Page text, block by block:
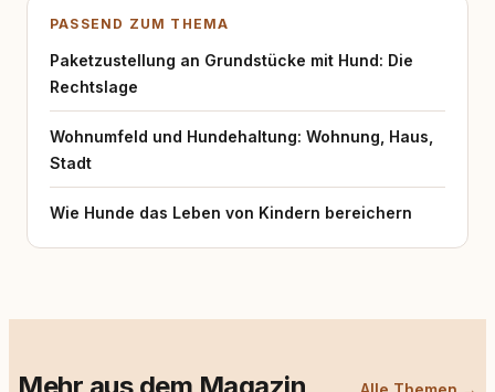
PASSEND ZUM THEMA
Paketzustellung an Grundstücke mit Hund: Die
Rechtslage
Wohnumfeld und Hundehaltung: Wohnung, Haus,
Stadt
Wie Hunde das Leben von Kindern bereichern